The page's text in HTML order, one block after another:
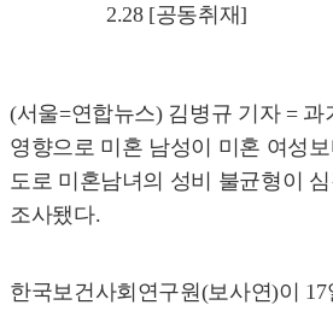
2.28 [공동취재]
(서울=연합뉴스) 김병규 기자 = 과
영향으로 미혼 남성이 미혼 여성
도로 미혼남녀의 성비 불균형이
조사됐다.
한국보건사회연구원(보사연)이